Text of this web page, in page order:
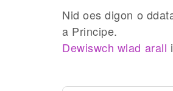
Nid oes digon o
a Principe.
Dewiswch wlad arall